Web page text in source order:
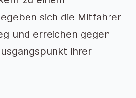
sich die Mitfahrer
und erreichen gegen
ihrer